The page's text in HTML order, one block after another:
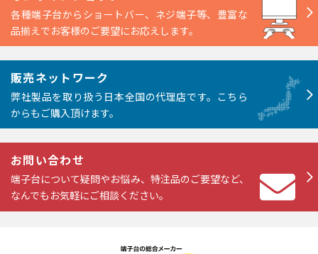
各種端子台からショートバー、ネジ端子等、豊富な
品揃えでお客様のご要望にお応えします。
販売ネットワーク
弊社製品を取り扱う日本全国の代理店です。こちら
からもご購入頂けます。
お問い合わせ
端子台について疑問やお悩み、特注品のご要望など、
なんでもお気軽にご相談ください。